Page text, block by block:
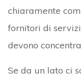
chiaramente
fornitori di
devono
Se da un lato ci